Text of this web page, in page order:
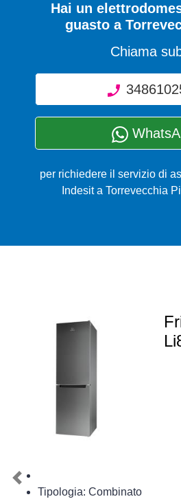
Hai un
guasto a
Chiama
per richiedere il servizio di
Indesit a Torrevecchia
Tipologia: Combinato
Previous